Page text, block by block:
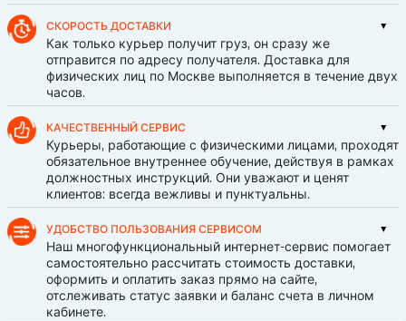
СКОРОСТЬ ДОСТАВКИ
Как только курьер получит груз, он сразу же
отправится по адресу получателя. Доставка для
физических лиц по Москве выполняется в течение двух
часов.
КАЧЕСТВЕННЫЙ СЕРВИС
Курьеры, работающие с физическими лицами, проходят
обязательное внутреннее обучение, действуя в рамках
должностных инструкций. Они уважают и ценят
клиентов: всегда вежливы и пунктуальны.
УДОБСТВО ПОЛЬЗОВАНИЯ СЕРВИСОМ
Наш многофункциональный интернет-сервис помогает
самостоятельно рассчитать стоимость доставки,
оформить и оплатить заказ прямо на сайте,
отслеживать статус заявки и баланс счета в личном
кабинете.